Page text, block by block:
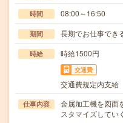
時間 08:00～16:50
期間 長期でお仕事でき
時給 時給1500円
交通費
交通費規定内支給
仕事内容
金属加工機を図面
スタマイズして